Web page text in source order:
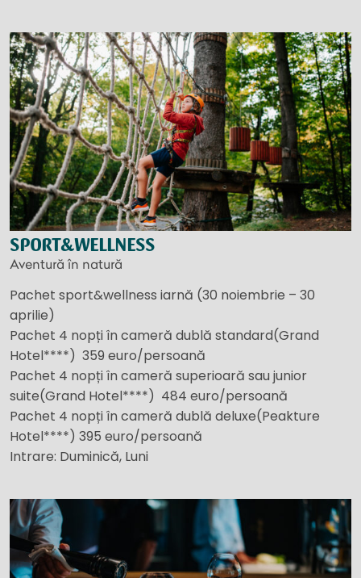
SPORT&WELLNESS
Aventură în natură
Pachet sport&wellness iarnă (30 noiembrie – 30
aprilie)
Pachet 4 nopți în cameră dublă standard(Grand
Hotel****) 359 euro/persoană
Pachet 4 nopți în cameră superioară sau junior
suite(Grand Hotel****) 484 euro/persoană
Pachet 4 nopți în cameră dublă deluxe(Peakture
Hotel****) 395 euro/persoană
Intrare: Duminică, Luni